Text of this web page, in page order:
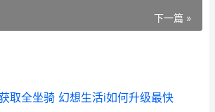
下一篇 »
取全坐骑 幻想生活i如何升级最快